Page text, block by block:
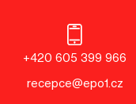
+420 605 399 966
recepce@epo1.cz